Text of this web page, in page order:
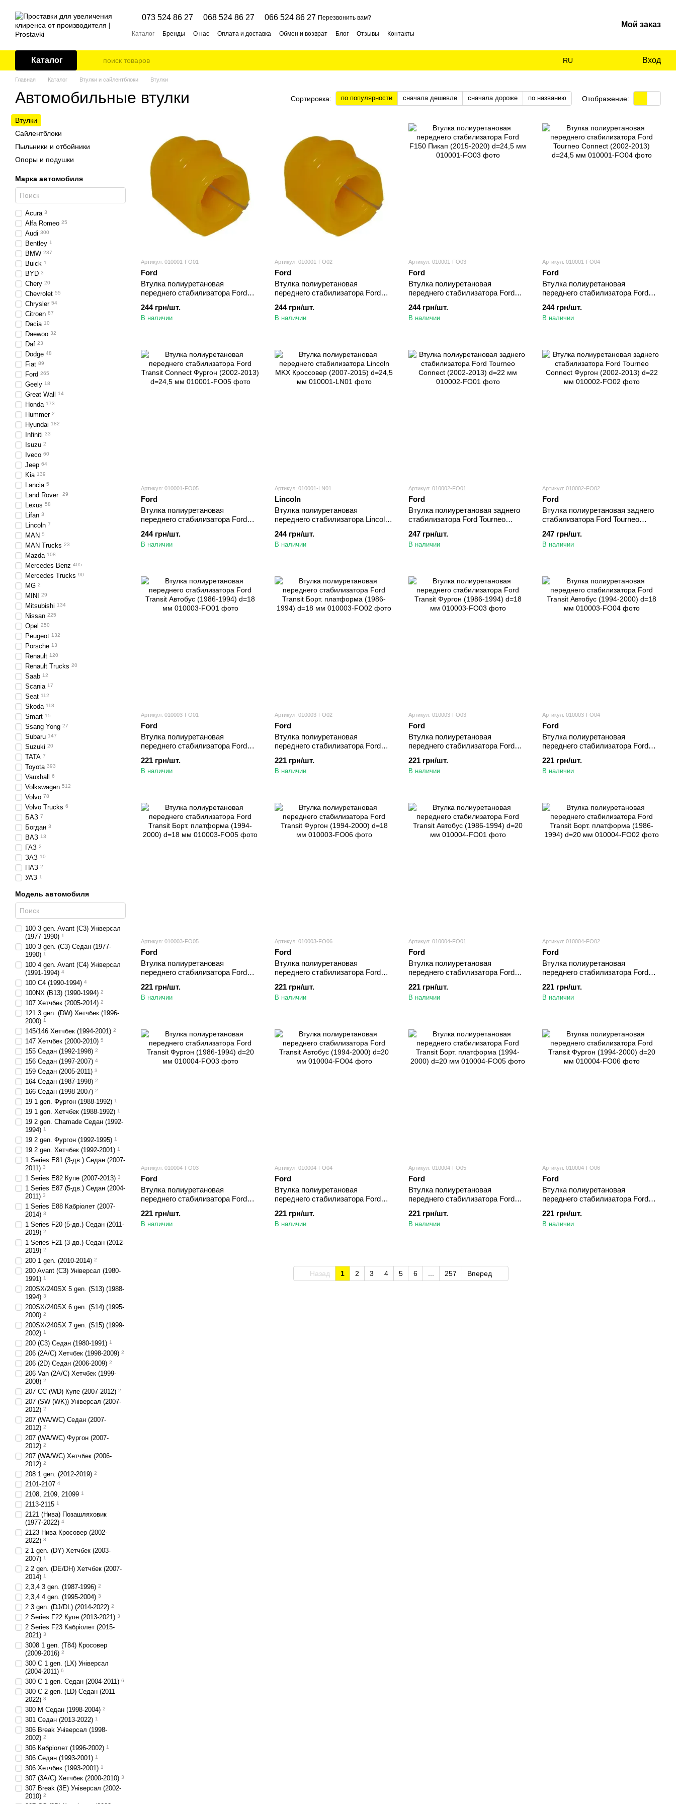
073 524 86 27 068 524 86 27 066 524 86 27 Перезвонить вам?
Каталог Бренды О нас Оплата и доставка Обмен и возврат Блог Отзывы Контакты
Мой заказ
Каталог RU Вход
Главная Каталог Втулки и сайлентблоки Втулки
Автомобильные втулки Сортировка: по популярности сначала дешевле сначала дороже по названию Отображение:
Артикул: 010001-FO01
Ford
Втулка полиуретановая
переднего стабилизатора Ford
мм
244 грн/шт.
В наличии
Артикул: 010001-FO02
Ford
Втулка полиуретановая
переднего стабилизатора Ford
244 грн/шт.
В наличии
Артикул: 010001-FO03
Ford
Втулка полиуретановая
переднего стабилизатора Ford
244 грн/шт.
В наличии
Артикул: 010001-FO04
Ford
Втулка полиуретановая
переднего стабилизатора Ford
d=24,5 мм
244 грн/шт.
В наличии
Артикул: 010001-FO05
Ford
Втулка полиуретановая
переднего стабилизатора Ford
2013) d=24,5 мм
244 грн/шт.
В наличии
Артикул: 010001-LN01
Lincoln
Втулка полиуретановая
переднего стабилизатора Lincoln
d=24,5 мм
244 грн/шт.
В наличии
Артикул: 010002-FO01
Ford
Втулка полиуретановая заднего
стабилизатора Ford Tourneo
247 грн/шт.
В наличии
Артикул: 010002-FO02
Ford
Втулка полиуретановая заднего
стабилизатора Ford Tourneo
мм
247 грн/шт.
В наличии
Артикул: 010003-FO01
Ford
Втулка полиуретановая
переднего стабилизатора Ford
мм
221 грн/шт.
В наличии
Артикул: 010003-FO02
Ford
Втулка полиуретановая
переднего стабилизатора Ford
1994) d=18 мм
221 грн/шт.
В наличии
Артикул: 010003-FO03
Ford
Втулка полиуретановая
переднего стабилизатора Ford
мм
221 грн/шт.
В наличии
Артикул: 010003-FO04
Ford
Втулка полиуретановая
переднего стабилизатора Ford
мм
221 грн/шт.
В наличии
Артикул: 010003-FO05
Ford
Втулка полиуретановая
переднего стабилизатора Ford
2000) d=18 мм
221 грн/шт.
В наличии
Артикул: 010003-FO06
Ford
Втулка полиуретановая
переднего стабилизатора Ford
мм
221 грн/шт.
В наличии
Артикул: 010004-FO01
Ford
Втулка полиуретановая
переднего стабилизатора Ford
мм
221 грн/шт.
В наличии
Артикул: 010004-FO02
Ford
Втулка полиуретановая
переднего стабилизатора Ford
1994) d=20 мм
221 грн/шт.
В наличии
Артикул: 010004-FO03
Ford
Втулка полиуретановая
переднего стабилизатора Ford
мм
221 грн/шт.
В наличии
Артикул: 010004-FO04
Ford
Втулка полиуретановая
переднего стабилизатора Ford
мм
221 грн/шт.
В наличии
Артикул: 010004-FO05
Ford
Втулка полиуретановая
переднего стабилизатора Ford
2000) d=20 мм
221 грн/шт.
В наличии
Артикул: 010004-FO06
Ford
Втулка полиуретановая
переднего стабилизатора Ford
мм
221 грн/шт.
В наличии
Назад 1 2 3 4 5 6 257 Вперед
Втулки
Сайлентблоки
Пыльники и отбойники
Опоры и подушки
Марка автомобиля
Acura 3
Alfa Romeo 25
Audi 300
Bentley 1
BMW 237
Buick 1
BYD 3
Chery 20
Chevrolet 55
Chrysler 54
Citroen 87
Dacia 10
Daewoo 32
Daf 23
Dodge 48
Fiat 89
Ford 265
Geely 18
Great Wall 14
Honda 173
Hummer 2
Hyundai 182
Infiniti 33
Isuzu 2
Iveco 60
Jeep 64
Kia 139
Lancia 5
Land Rover 29
Lexus 58
Lifan 3
Lincoln 7
MAN 5
MAN Trucks 23
Mazda 108
Mercedes-Benz 405
Mercedes Trucks 90
MG 2
MINI 29
Mitsubishi 134
Nissan 225
Opel 250
Peugeot 132
Porsche 13
Renault 120
Renault Trucks 20
Saab 12
Scania 17
Seat 112
Skoda 118
Smart 15
Ssang Yong 27
Subaru 147
Suzuki 20
TATA 7
Toyota 393
Vauxhall 6
Volkswagen 512
Volvo 78
Volvo Trucks 6
БАЗ 7
Богдан 3
ВАЗ 13
ГАЗ 2
ЗАЗ 10
ПАЗ 2
УАЗ 1
Модель автомобиля
100 3 gen. Avant (C3) Універсал
(1977-1990) 1
100 3 gen. (С3) Седан (1977-
1990) 1
100 4 gen. Avant (C4) Універсал
(1991-1994) 4
100 C4 (1990-1994) 4
100NX (B13) (1990-1994) 2
107 Хетчбек (2005-2014) 2
121 3 gen. (DW) Хетчбек (1996-
2000) 1
145/146 Хетчбек (1994-2001) 2
147 Хетчбек (2000-2010) 5
155 Седан (1992-1998) 2
156 Седан (1997-2007) 4
159 Седан (2005-2011) 3
164 Седан (1987-1998) 2
166 Седан (1998-2007) 2
19 1 gen. Фургон (1988-1992) 1
19 1 gen. Хетчбек (1988-1992) 1
19 2 gen. Chamade Седан (1992-
1994) 1
19 2 gen. Фургон (1992-1995) 1
19 2 gen. Хетчбек (1992-2001) 1
1 Series E81 (3-дв.) Седан (2007-
2011) 3
1 Series E82 Купе (2007-2013) 3
1 Series E87 (5-дв.) Седан (2004-
2011) 3
1 Series E88 Кабріолет (2007-
2014) 3
1 Series F20 (5-дв.) Седан (2011-
2019) 2
1 Series F21 (3-дв.) Седан (2012-
2019) 2
200 1 gen. (2010-2014) 2
200 Avant (C3) Універсал (1980-
1991) 1
200SX/240SX 5 gen. (S13) (1988-
1994) 3
200SX/240SX 6 gen. (S14) (1995-
2000) 2
200SX/240SX 7 gen. (S15) (1999-
2002) 1
200 (С3) Седан (1980-1991) 1
206 (2A/C) Хетчбек (1998-2009) 2
206 (2D) Седан (2006-2009) 2
206 Van (2A/C) Хетчбек (1999-
2008) 2
207 CC (WD) Купе (2007-2012) 2
207 (SW (WK)) Універсал (2007-
2012) 2
207 (WA/WC) Седан (2007-
2012) 2
207 (WA/WC) Фургон (2007-
2012) 2
207 (WA/WC) Хетчбек (2006-
2012) 2
208 1 gen. (2012-2019) 2
2101-2107 4
2108, 2109, 21099 1
2113-2115 1
2121 (Нива) Позашляховик
(1977-2022) 4
2123 Нива Кросовер (2002-
2022) 3
2 1 gen. (DY) Хетчбек (2003-
2007) 1
2 2 gen. (DE/DH) Хетчбек (2007-
2014) 1
2,3,4 3 gen. (1987-1996) 2
2,3,4 4 gen. (1995-2004) 3
2 3 gen. (DJ/DL) (2014-2022) 2
2 Series F22 Купе (2013-2021) 3
2 Series F23 Кабріолет (2015-
2021) 3
3008 1 gen. (T84) Кросовер
(2009-2016) 2
300 C 1 gen. (LX) Універсал
(2004-2011) 6
300 C 1 gen. Седан (2004-2011) 6
300 C 2 gen. (LD) Седан (2011-
2022) 3
300 M Седан (1998-2004) 2
301 Седан (2013-2022) 1
306 Break Універсал (1998-
2002) 2
306 Кабріолет (1996-2002) 1
306 Седан (1993-2001) 1
306 Хетчбек (1993-2001) 1
307 (3A/C) Хетчбек (2000-2010) 3
307 Break (3E) Універсал (2002-
2010) 2